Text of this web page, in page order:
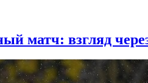
матч: взгляд